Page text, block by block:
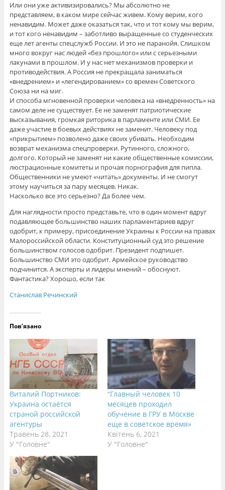
Или они уже активизировались? Мы абсолютно не
представляем, в каком мире сейчас живем. Кому верим, кого
ненавидим. Может даже оказаться так, что и тот кому мы верим,
и тот кого ненавидим – заботливо выращенные со студенческих
еще лет агенты спецслужб России. И это не паранойя. Слишком
много вокруг нас людей «без прошлого» или с серьезными
лакунами в прошлом. И у нас нет механизмов проверки и
противодействия. А Россия не прекращала заниматься
«внедрением» и «легендированием» со времен Советского
Союза ни на миг.
И способа мгновенной проверки человека на «внедренность» на
самом деле не существует. Ее не заменят патриотические
высказывания, громкая риторика в парламенте или СМИ. Ее
даже участие в боевых действиях не заменит. Человеку под
«прикрытием» позволено даже своих убивать. Необходим
возврат механизма спецпроверки. Рутинного, сложного,
долгого. Который не заменят ни какие общественные комиссии,
люстрационные комитеты и прочая порнография для пипла.
Общественники не умеют «читать» документы. И не смогут
этому научиться за пару месяцев. Никак.
Насколько все это серьезно? Да более чем.
Для наглядности просто представьте, что в один момент вдруг
подавляющее большинство наших парламентариев вдруг
одобрит, к примеру, присоединение Украины к России на правах
Малороссийской области. Конституционный суд это решение
большинством голосов одобрит. Президент подпишет.
Большинство СМИ это одобрит. Армейское руководство
подчинится. А эксперты и лидеры мнений – обоснуют.
Фантастика? Хорошо, если так
Станислав Речинский
Пов’язано
Виталий Портников:
Украина остаётся
страной российской
агентуры
Травень 28, 2021
У "Головне"
“Главный человек 10
месяцев проходил
обучение в ГРУ в Москве
еще в советское время»
Квітень 6, 2021
У "Головне"